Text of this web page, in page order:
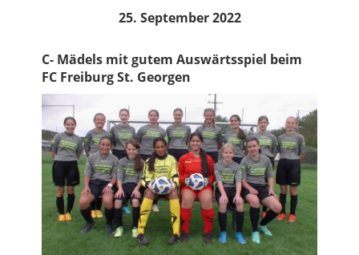
25. September 2022
C- Mädels mit gutem Auswärtsspiel beim
FC Freiburg St. Georgen